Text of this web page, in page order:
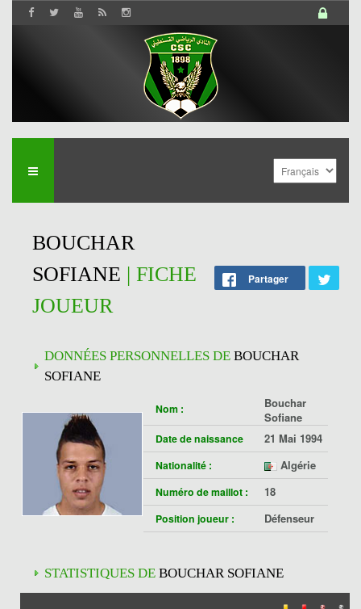
BOUCHAR
SOFIANE | FICHE
JOUEUR
Partager
DONNÉES PERSONNELLES DE BOUCHAR
SOFIANE
Nom :
Bouchar
Sofiane
Date de naissance 21 Mai 1994
Nationalité : Algérie
Numéro de maillot : 18
Position joueur : Défenseur
STATISTIQUES DE BOUCHAR SOFIANE